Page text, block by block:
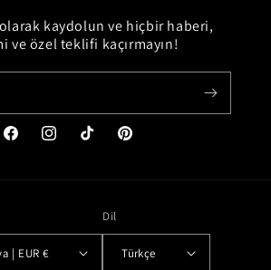
kaydolun ve hiçbir haberi,
ve özel teklifi kaçırmayın!
FacebookInstagramTikTok Pinterest
Almanya | EUR €
Dil
Türkçe